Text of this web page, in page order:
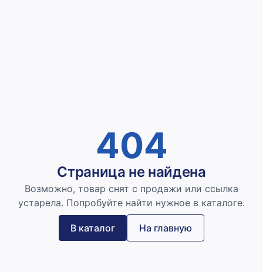
404
Страница не найдена
Возможно, товар снят с продажи или ссылка
устарела. Попробуйте найти нужное в каталоге.
В каталог На главную